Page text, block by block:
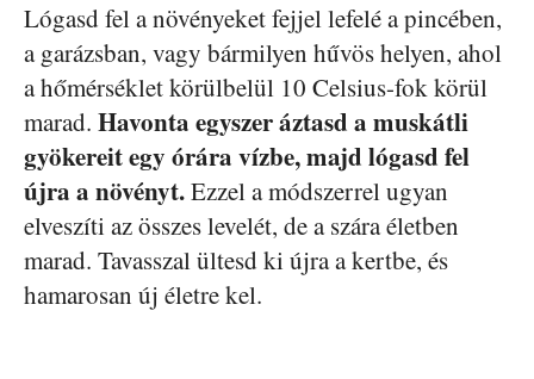
Lógasd fel a növényeket fejjel lefelé a pincében,
a garázsban, vagy bármilyen hűvös helyen, ahol
a hőmérséklet körülbelül 10 Celsius-fok körül
marad. Havonta egyszer áztasd a muskátli
gyökereit egy órára vízbe, majd lógasd fel
újra a növényt.Ezzel a módszerrel ugyan
elveszíti az összes levelét, de a szára életben
marad. Tavasszal ültesd ki újra a kertbe, és
hamarosan új életre kel.